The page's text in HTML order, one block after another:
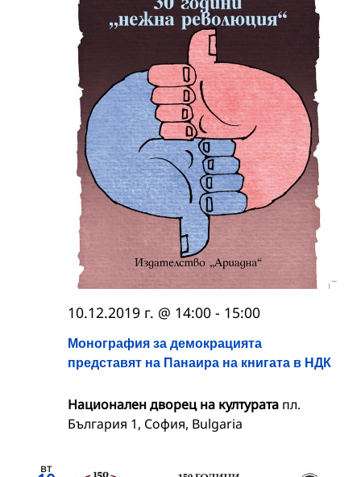
Монография за демокрацията
представят на Панаира на книгата в НДК
10.12.2019 г. @ 14:00 - 15:00
Национален дворец на културата пл.
България 1, София, Bulgaria
вт